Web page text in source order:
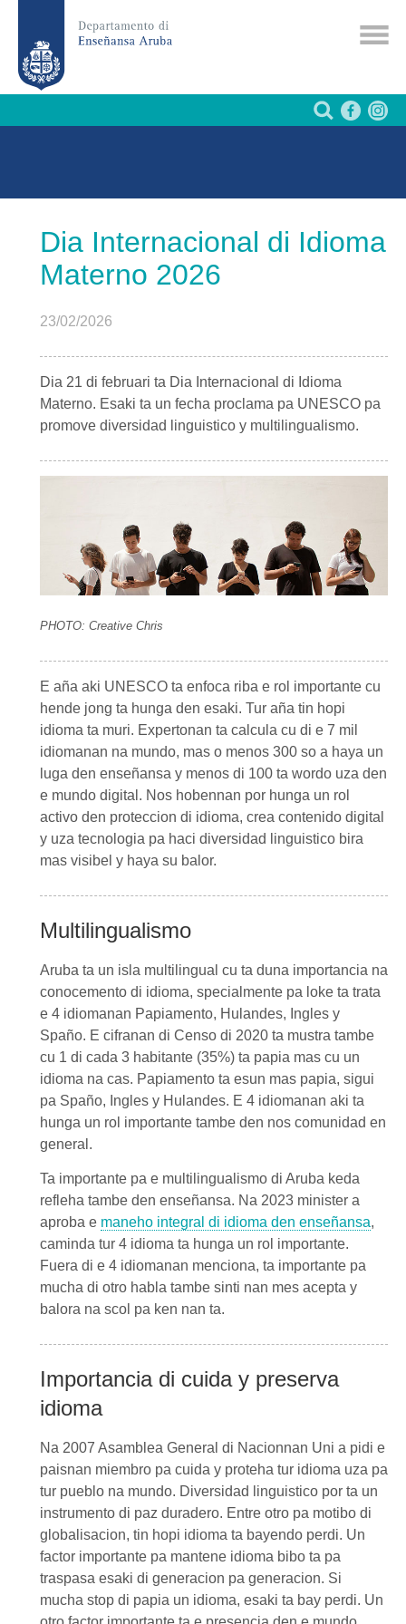
Dia Internacional di Idioma
Materno 2026
23/02/2026
Dia 21 di februari ta Dia Internacional di Idioma
Materno. Esaki ta un fecha proclama pa UNESCO pa
promove diversidad linguistico y multilingualismo.
PHOTO: Creative Chris
E aña aki UNESCO ta enfoca riba e rol importante cu
hende jong ta hunga den esaki. Tur aña tin hopi
idioma ta muri. Expertonan ta calcula cu di e 7 mil
idiomanan na mundo, mas o menos 300 so a haya un
luga den enseñansa y menos di 100 ta wordo uza den
e mundo digital. Nos hobennan por hunga un rol
activo den proteccion di idioma, crea contenido digital
y uza tecnologia pa haci diversidad linguistico bira
mas visibel y haya su balor.
Multilingualismo
Aruba ta un isla multilingual cu ta duna importancia na
conocemento di idioma, specialmente pa loke ta trata
e 4 idiomanan Papiamento, Hulandes, Ingles y
Spaño. E cifranan di Censo di 2020 ta mustra tambe
cu 1 di cada 3 habitante (35%) ta papia mas cu un
idioma na cas. Papiamento ta esun mas papia, sigui
pa Spaño, Ingles y Hulandes. E 4 idiomanan aki ta
hunga un rol importante tambe den nos comunidad en
general.
Ta importante pa e multilingualismo di Aruba keda
refleha tambe den enseñansa. Na 2023 minister a
aproba e maneho integral di idioma den enseñansa,
caminda tur 4 idioma ta hunga un rol importante.
Fuera di e 4 idiomanan menciona, ta importante pa
mucha di otro habla tambe sinti nan mes acepta y
balora na scol pa ken nan ta.
Importancia di cuida y preserva
idioma
Na 2007 Asamblea General di Nacionnan Uni a pidi e
paisnan miembro pa cuida y proteha tur idioma uza pa
tur pueblo na mundo. Diversidad linguistico por ta un
instrumento di paz duradero. Entre otro pa motibo di
globalisacion, tin hopi idioma ta bayendo perdi. Un
factor importante pa mantene idioma bibo ta pa
traspasa esaki di generacion pa generacion. Si
mucha stop di papia un idioma, esaki ta bay perdi. Un